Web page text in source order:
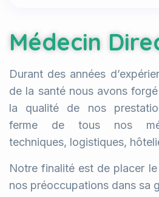
Médecin
Durant des années
de la santé nous avons
la qualité de nos
ferme de tous nos
techniques, logistiques,
Notre finalité est de placer
nos préoccupations dans sa